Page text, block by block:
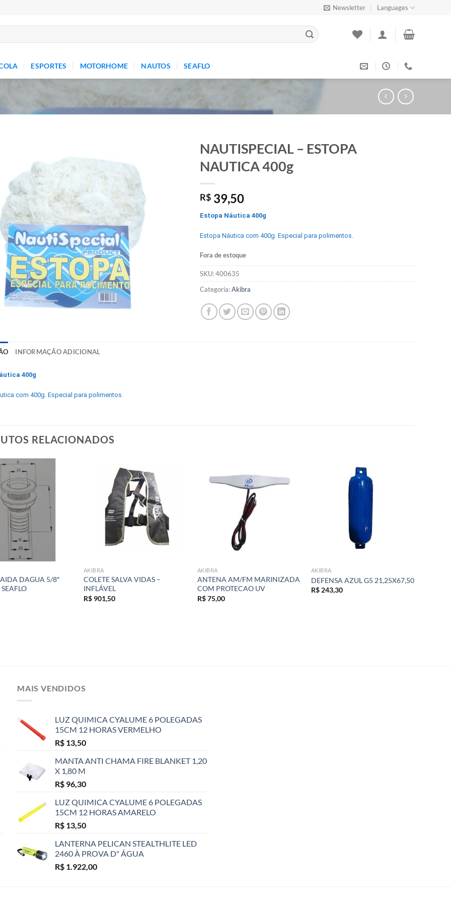
Newsletter Languages
ESPORTES MOTORHOME NAUTOS SEAFLO
NAUTISPECIAL – ESTOPA
NAUTICA 400g
R$ 39,50
Estopa Náutica 400g
Estopa Náutica com 400g. Especial para polimentos.
Fora de estoque
SKU:400635
Categoria:Akibra
INFORMAÇÃO ADICIONAL
400g
com 400g. Especial para polimentos.
RELACIONADOS
Add to
wishlist
DAGUA 5/8″
AKIBRA
COLETE SALVA VIDAS –
INFLÁVEL
R$901,50
Add to
AKIBRA
ANTENA AM/FM MARINIZADA
COM PROTECAO UV
R$75,00
AKIBRA
DEFENSA AZUL G5 21,25X67,50
R$243,30
MAIS VENDIDOS
LUZ QUIMICA CYALUME 6 POLEGADAS
15CM 12 HORAS VERMELHO
R$ 13,50
MANTA ANTI CHAMA FIRE BLANKET 1,20
X 1,80 M
R$ 96,30
LUZ QUIMICA CYALUME 6 POLEGADAS
15CM 12 HORAS AMARELO
R$ 13,50
LANTERNA PELICAN STEALTHLITE LED
2460 À PROVA D" ÁGUA
R$ 1.922,00